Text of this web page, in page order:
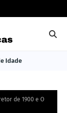
Idade
de 1900 e O